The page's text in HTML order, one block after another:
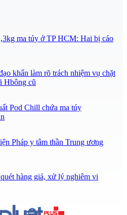
ma túy ở TP HCM: Hai bị cáo
khẩn làm rõ trách nhiệm vụ chặt
Hbông cũ
Pod Chill chứa ma túy
Pháp y tâm thần Trung ương
hàng giả, xử lý nghiêm vi